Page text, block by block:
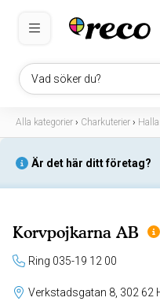
Vad söker du?
Alla kategorier › Charkuterier ›
Är det här ditt företag?
Korvpojkarna AB
Ring 035-19 12 00